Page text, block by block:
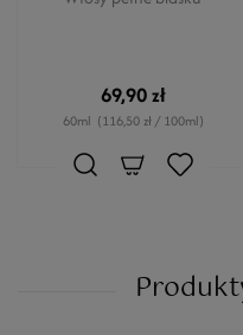
69,90 zł
60ml (116,50 zł / 100ml)